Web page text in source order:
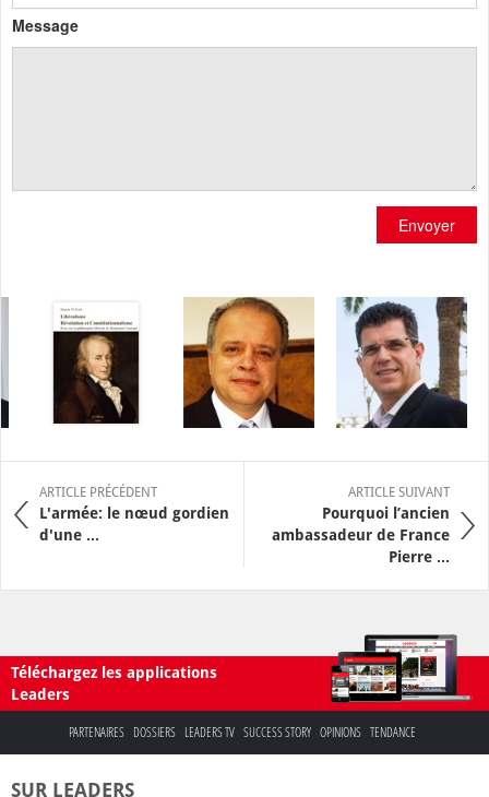
Message
Envoyer
ARTICLE PRÉCÉDENT
L'armée: le nœud gordien
d'une ...
ARTICLE SUIVANT
Pourquoi l’ancien
ambassadeur de France
Pierre ...
Téléchargez les applications
Leaders
PARTENAIRES DOSSIERS LEADERS TV SUCCESS STORY OPINIONS TENDANCE
SUR LEADERS